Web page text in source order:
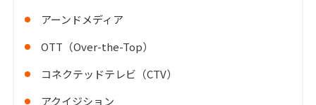
アーンドメディア
OTT（Over-the-Top）
コネクテッドテレビ（CTV）
アクイジション